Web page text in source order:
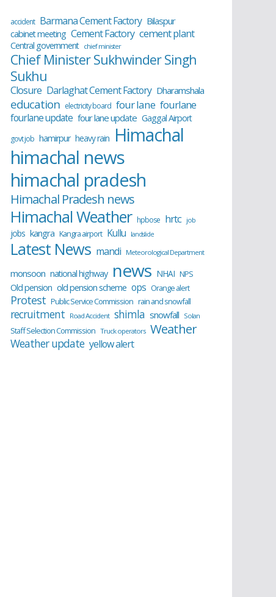
accident Barmana Cement Factory Bilaspur
cabinet meeting Cement Factory cement plant
Central government chief minister
Chief Minister Sukhwinder Singh
Sukhu
Closure Darlaghat Cement Factory Dharamshala
education electricity board four lane fourlane
fourlane update four lane update Gaggal Airport
govt job hamirpur heavy rain Himachal
himachal news
himachal pradesh
Himachal Pradesh news
Himachal Weather hpbose hrtc job
jobs kangra Kangra airport Kullu landslide
Latest News mandi Meteorological Department
monsoon national highway news NHAI NPS
Old pension old pension scheme ops Orange alert
Protest Public Service Commission rain and snowfall
recruitment Road Accident shimla snowfall Solan
Staff Selection Commission Truck operators Weather
Weather update yellow alert